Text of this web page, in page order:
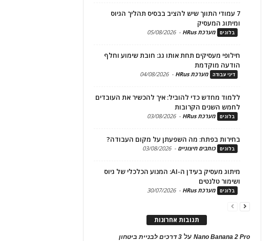
7 עמודי התווך שיש להציב בבסיס תהליך הגיוס
ומיתוג המעסיק
בלוגים מערכת HRus -
05/08/2026
חילופי מעסיקים תחת אותו גג: חובת שימוע וחלף
הודעה מוקדמת
דיני עבודה מערכת HRus -
04/08/2026
ללמוד מחדש כדי להוביל: איך להכשיר את העובדים
לחמש השנים הקרובות
בלוגים מערכת HRus -
03/08/2026
בחירות בפתח: מה השפעתן על מקום העבודה?
בלוגים כותבים חיצוניים -
03/08/2026
מיתוג מעסיק בעידן ה-AI: המנוע הכלכלי של גיוס
ושימור טלנטים
בלוגים מערכת HRus -
30/07/2026
תגובות אחרונות
Nano Banana 2 Proעל 3 דרכים לבניית ביטחון